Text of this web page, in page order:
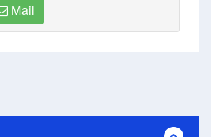
Mail